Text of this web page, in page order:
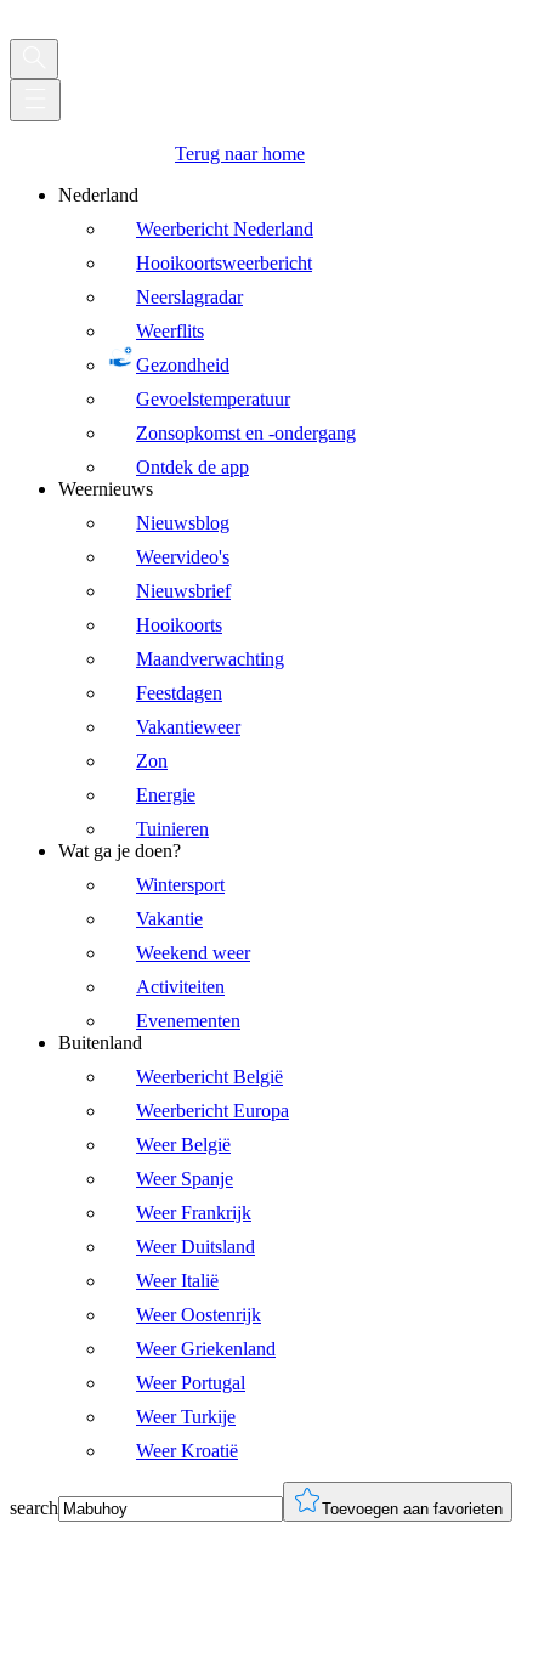
Terug naar home
Nederland
Weerbericht Nederland
Hooikoortsweerbericht
Neerslagradar
Weerflits
Gezondheid
Gevoelstemperatuur
Zonsopkomst en -ondergang
Ontdek de app
Weernieuws
Nieuwsblog
Weervideo's
Nieuwsbrief
Hooikoorts
Maandverwachting
Feestdagen
Vakantieweer
Zon
Energie
Tuinieren
Wat ga je doen?
Wintersport
Vakantie
Weekend weer
Activiteiten
Evenementen
Buitenland
Weerbericht België
Weerbericht Europa
Weer België
Weer Spanje
Weer Frankrijk
Weer Duitsland
Weer Italië
Weer Oostenrijk
Weer Griekenland
Weer Portugal
Weer Turkije
Weer Kroatië
search Toevoegen aan favorieten